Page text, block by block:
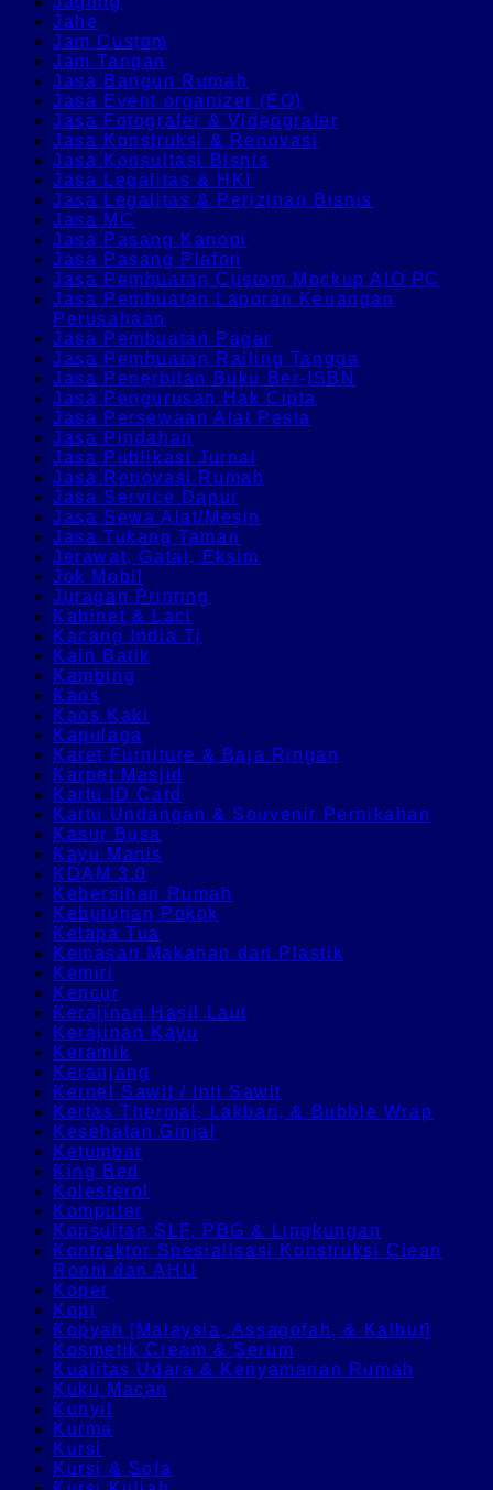
Jahe
Jam Custom
Jam Tangan
Jasa Bangun Rumah
Jasa Event organizer (EO)
Jasa Fotografer & Videografer
Jasa Konstruksi & Renovasi
Jasa Konsultasi Bisnis
Jasa Legalitas & HKI
Jasa Legalitas & Perizinan Bisnis
Jasa MC
Jasa Pasang Kanopi
Jasa Pasang Plafon
Jasa Pembuatan Custom Mockup AIO PC
Jasa Pembuatan Laporan Keuangan
Perusahaan
Jasa Pembuatan Pagar
Jasa Pembuatan Railing Tangga
Jasa Penerbitan Buku Ber-ISBN
Jasa Pengurusan Hak Cipta
Jasa Persewaan Alat Pesta
Jasa Pindahan
Jasa Publikasi Jurnal
Jasa Renovasi Rumah
Jasa Service Dapur
Jasa Sewa Alat/Mesin
Jasa Tukang Taman
Jerawat, Gatal, Eksim
Jok Mobil
Juragan Printing
Kabinet & Laci
Kacang India Tj
Kain Batik
Kambing
Kaos
Kaos Kaki
Kapulaga
Karet Furniture & Baja Ringan
Karpet Masjid
Kartu ID Card
Kartu Undangan & Souvenir Pernikahan
Kasur Busa
Kayu Manis
KDAM 3.0
Kebersihan Rumah
Kebutuhan Pokok
Kelapa Tua
Kemasan Makanan dan Plastik
Kemiri
Kencur
Kerajinan Hasil Laut
Kerajinan Kayu
Keramik
Keranjang
Kernel Sawit / Inti Sawit
Kertas Thermal, Lakban, & Bubble Wrap
Kesehatan Ginjal
Ketumbar
King Bed
Kolesterol
Komputer
Konsultan SLF, PBG & Lingkungan
Kontraktor Spesialisasi Konstruksi Clean
Room dan AHU
Koper
Kopi
Kopyah [Malaysia, Assagofah, & Kalbut]
Kosmetik Cream & Serum
Kualitas Udara & Kenyamanan Rumah
Kuku Macan
Kunyit
Kurma
Kursi
Kursi & Sofa